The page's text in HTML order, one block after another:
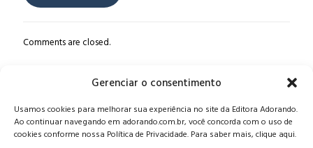
Gerenciar o consentimento
Usamos cookies para melhorar sua experiência no site da Editora Adorando.
Ao continuar navegando em adorando.com.br, você concorda com o uso de
cookies conforme nossa Política de Privacidade. Para saber mais, clique aqui.
Comments are closed.
Alameda Oscar Niemeyer, 1033 – 7º Andar - Portaria 04, Vila da
Serra - Nova Lima/MG, CEP: 34006-065 - MG
CONTATO:editora@adorando.com.br